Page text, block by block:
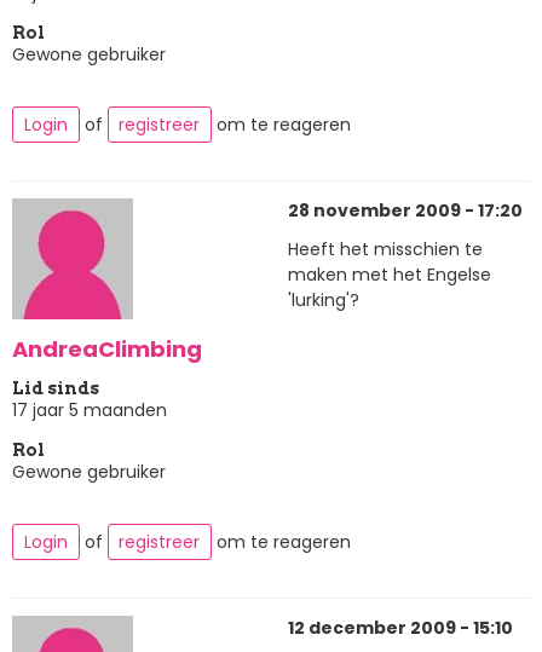
Rol
Gewone gebruiker
Login of registreer om te reageren
AndreaClimbing
Lid sinds
17 jaar 5 maanden
Rol
Gewone gebruiker
28 november 2009 - 17:20
Heeft het misschien te
maken met het Engelse
'lurking'?
Login of registreer om te reageren
12 december 2009 - 15:10